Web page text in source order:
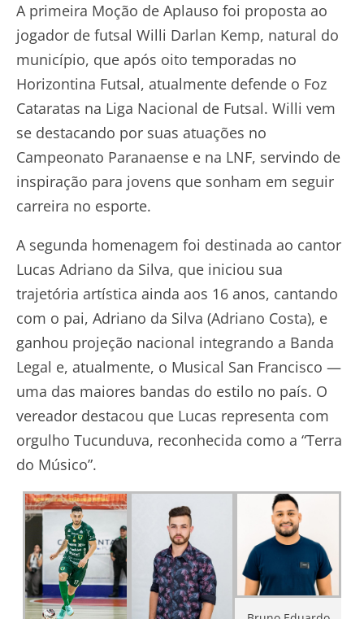
A primeira Moção de Aplauso foi proposta ao
jogador de futsal Willi Darlan Kemp, natural do
município, que após oito temporadas no
Horizontina Futsal, atualmente defende o Foz
Cataratas na Liga Nacional de Futsal. Willi vem
se destacando por suas atuações no
Campeonato Paranaense e na LNF, servindo de
inspiração para jovens que sonham em seguir
carreira no esporte.
A segunda homenagem foi destinada ao cantor
Lucas Adriano da Silva, que iniciou sua
trajetória artística ainda aos 16 anos, cantando
com o pai, Adriano da Silva (Adriano Costa), e
ganhou projeção nacional integrando a Banda
Legal e, atualmente, o Musical San Francisco —
uma das maiores bandas do estilo no país. O
vereador destacou que Lucas representa com
orgulho Tucunduva, reconhecida como a “Terra
do Músico”.